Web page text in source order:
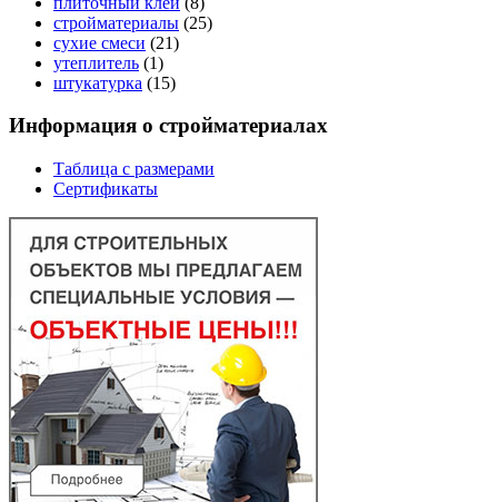
стройматериалы (25)
сухие смеси (21)
утеплитель (1)
штукатурка (15)
Информация о стройматериалах
Таблица с размерами
Сертификаты